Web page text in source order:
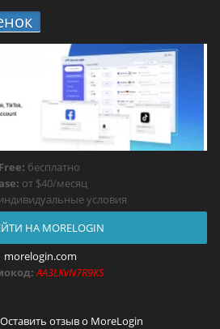
Free: бесплатно
от $40/месяц
условия
НА MORELOGIN
morelogin.com
AA3LKvN7R9KS
отзыв о MoreLogin